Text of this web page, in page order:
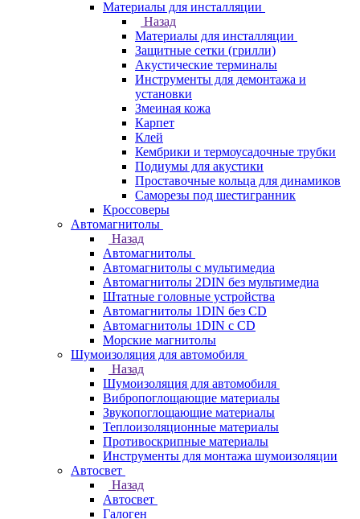
Материалы для инсталляции
Назад
Материалы для инсталляции
Защитные сетки (грилли)
Акустические терминалы
Инструменты для демонтажа и
установки
Змеиная кожа
Карпет
Клей
Кембрики и термоусадочные трубки
Подиумы для акустики
Проставочные кольца для динамиков
Саморезы под шестигранник
Кроссоверы
Автомагнитолы
Назад
Автомагнитолы
Автомагнитолы с мультимедиа
Автомагнитолы 2DIN без мультимедиа
Штатные головные устройства
Автомагнитолы 1DIN без CD
Автомагнитолы 1DIN с CD
Морские магнитолы
Шумоизоляция для автомобиля
Назад
Шумоизоляция для автомобиля
Вибропоглощающие материалы
Звукопоглощающие материалы
Теплоизоляционные материалы
Противоскрипные материалы
Инструменты для монтажа шумоизоляции
Автосвет
Назад
Автосвет
Галоген